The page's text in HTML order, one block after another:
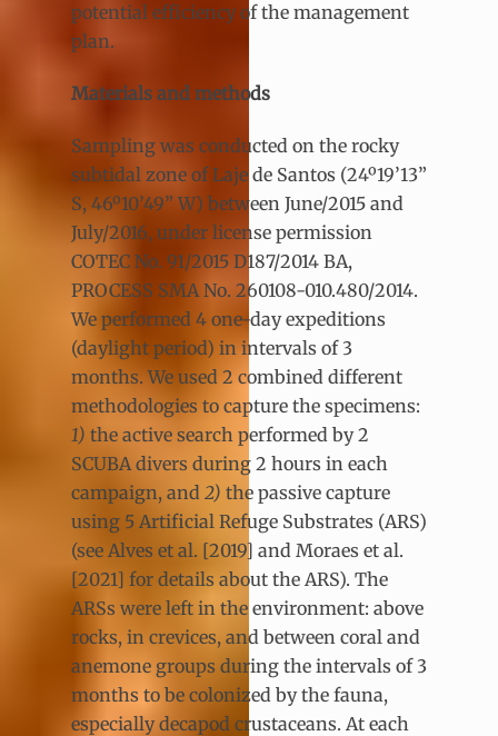
potential efficiency of the management
plan.
Materials and methods
Sampling was conducted on the rocky
subtidal zone of Laje de Santos (24º19’13”
S, 46º10’49” W) between June/2015 and
July/2016, under license permission
COTEC No. 91/2015 D187/2014 BA,
PROCESS SMA No. 260108-010.480/2014.
We performed 4 one-day expeditions
(daylight period) in intervals of 3
months. We used 2 combined different
methodologies to capture the specimens:
1) the active search performed by 2
SCUBA divers during 2 hours in each
campaign, and 2) the passive capture
using 5 Artificial Refuge Substrates (ARS)
(see Alves et al. [2019] and Moraes et al.
[2021] for details about the ARS). The
ARSs were left in the environment: above
rocks, in crevices, and between coral and
anemone groups during the intervals of 3
months to be colonized by the fauna,
especially decapod crustaceans. At each